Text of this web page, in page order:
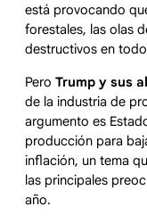
está provocando
forestales, las olas
destructivos en
Pero Trump y sus
de la industria de
argumento es
producción para
inflación, un tema
las principales
año.